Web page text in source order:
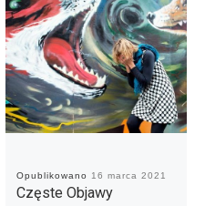
Opublikowano 16 marca 2021
Częste Objawy